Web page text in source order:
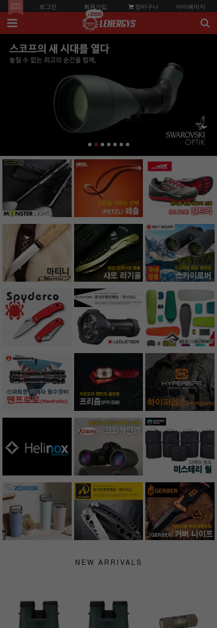
로그인 회원가입
+2000
장바구니 마이페이지
NEW ARRIVALS